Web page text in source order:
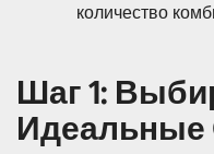
количество
Шаг 1: